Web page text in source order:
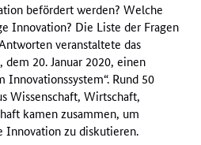
befördert werden? Welche
Innovation? Die Liste der Fragen
veranstaltete das
20. Januar 2020, einen
Rund 50
Wissenschaft, Wirtschaft,
kamen zusammen, um
Innovation zu diskutieren.